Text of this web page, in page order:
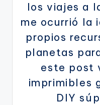
los viajes a
me ocurrió la
propios
planetas
este post
imprimibles
DIY